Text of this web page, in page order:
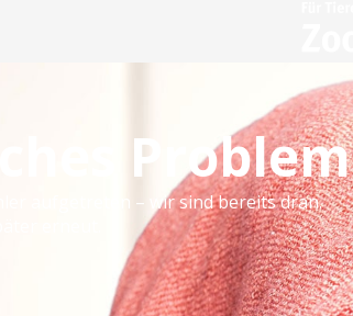
Problem
aufgetreten – wir sind bereits dran.
erneut.